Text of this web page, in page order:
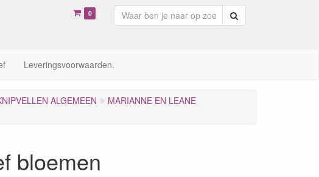
0
Leveringsvoorwaarden.
ALGEMEEN
MARIANNE EN LEANE
bloemen